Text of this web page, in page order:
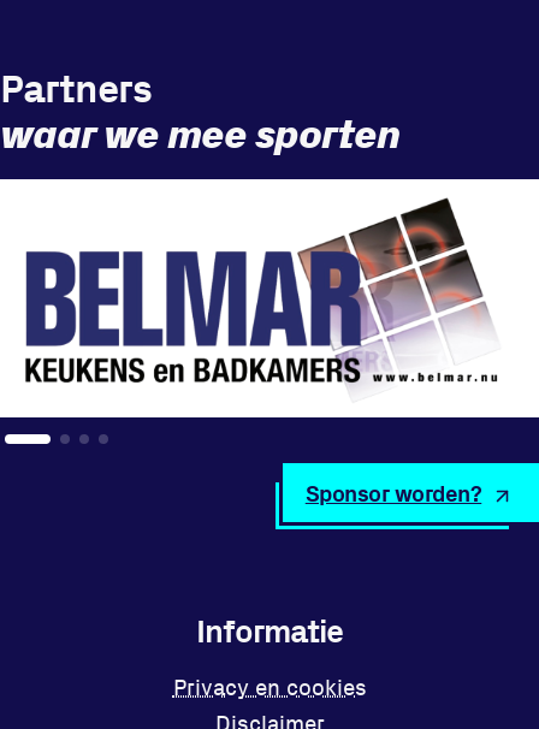
Disclaimer
Huisregels
Informatie
Privacy en cookies
Disclaimer
Partners
waar we mee sporten
Sponsor worden?